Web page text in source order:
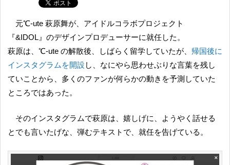
元℃-ute 萩原舞が、アイドルコラボプロジェクト
『&IDOL』のデザインプロデューサーに就任した。
萩原は、℃-ute の解散後、しばらく留学していたが、 帰国後に
インスタグラムを開設し、なにやら思わせぶりな言葉を残し
ていことから、多くのファンが何らかの動きを予測していた
ところではあった。
そのインスタグラムで萩原は、嬉しげに、ようやく話せる
とでも言いたげな、弾むテキストで、就任を告げている。